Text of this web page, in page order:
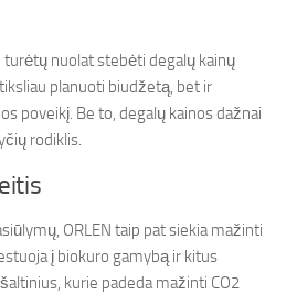
nuolat stebėti degalų kainų
planuoti biudžetą, bet ir
poveikį. Be to, degalų kainos dažnai
rodiklis.
ORLEN taip pat siekia mažinti
į biokuro gamybą ir kitus
kurie padeda mažinti CO2